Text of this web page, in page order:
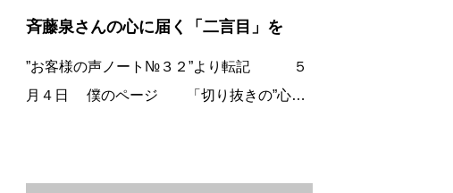
斉藤泉さんの心に届く「二言目」を
”お客様の声ノート№３２”より転記 ５
月４日 僕のページ 「切り抜きの”心に
で”ただのラーメンがあそこの醤油ラーメ